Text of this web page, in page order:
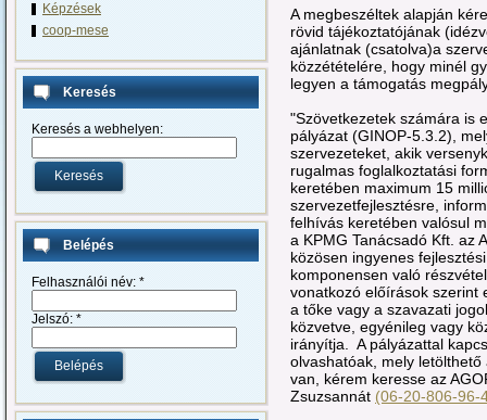
Képzések
coop-mese
Keresés
Keresés a webhelyen:
Belépés
Felhasználói név: *
Jelszó: *
A megbeszéltek alapján
rövid tájékoztatójának
ajánlatnak (csatolva)a
közzétételére, hogy minél
legyen a támogatás
"Szövetkezetek számára is
pályázat (GINOP-5.3.2),
szervezeteket, akik
rugalmas foglalkoztatási
keretében maximum 15
szervezetfejlesztésre,
felhívás keretében valósul
a KPMG Tanácsadó Kft. az
közösen ingyenes
komponensen való
vonatkozó előírások szerint
a tőke vagy a szavazati
közvetve, egyénileg vagy
irányítja. A pályázattal
olvashatóak, mely
van, kérem keresse az
Zsuzsannát (06-20-806-96-